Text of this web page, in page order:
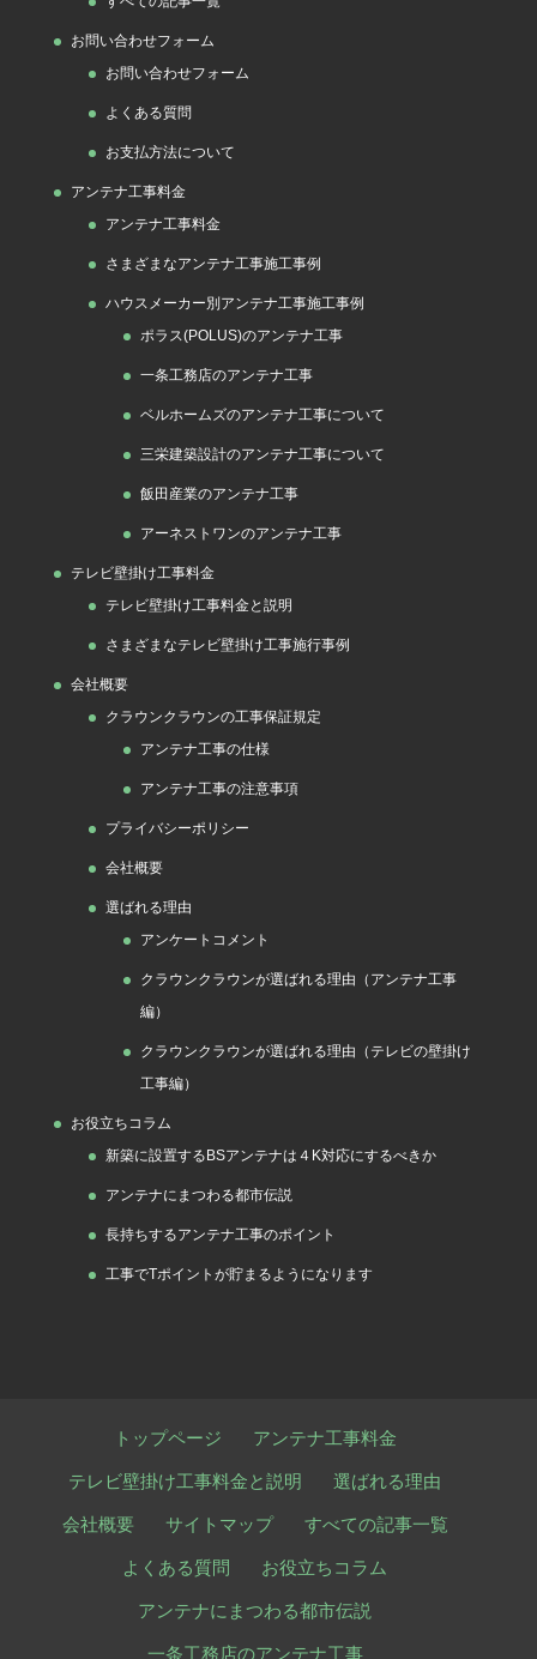
お問い合わせフォーム
お問い合わせフォーム
よくある質問
お支払方法について
アンテナ工事料金
アンテナ工事料金
さまざまなアンテナ工事施工事例
ハウスメーカー別アンテナ工事施工事例
ポラス(POLUS)のアンテナ工事
一条工務店のアンテナ工事
ベルホームズのアンテナ工事について
三栄建築設計のアンテナ工事について
飯田産業のアンテナ工事
アーネストワンのアンテナ工事
テレビ壁掛け工事料金
テレビ壁掛け工事料金と説明
さまざまなテレビ壁掛け工事施行事例
会社概要
クラウンクラウンの工事保証規定
アンテナ工事の仕様
アンテナ工事の注意事項
プライバシーポリシー
会社概要
選ばれる理由
アンケートコメント
クラウンクラウンが選ばれる理由（アンテナ工事
編）
クラウンクラウンが選ばれる理由（テレビの壁掛け
工事編）
お役立ちコラム
新築に設置するBSアンテナは４K対応にするべきか
アンテナにまつわる都市伝説
長持ちするアンテナ工事のポイント
工事でTポイントが貯まるようになります
トップページ アンテナ工事料金
テレビ壁掛け工事料金と説明 選ばれる理由
会社概要 サイトマップ すべての記事一覧
よくある質問 お役立ちコラム
アンテナにまつわる都市伝説
一条工務店のアンテナ工事